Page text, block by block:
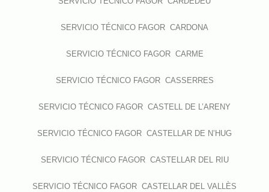
SERVICIO TÉCNICO FAGOR CARDONA
SERVICIO TÉCNICO FAGOR CARME
SERVICIO TÉCNICO FAGOR CASSERRES
SERVICIO TÉCNICO FAGOR CASTELL DE L’ARENY
SERVICIO TÉCNICO FAGOR CASTELLAR DE N’HUG
SERVICIO TÉCNICO FAGOR CASTELLAR DEL RIU
SERVICIO TÉCNICO FAGOR CASTELLAR DEL VALLÈS